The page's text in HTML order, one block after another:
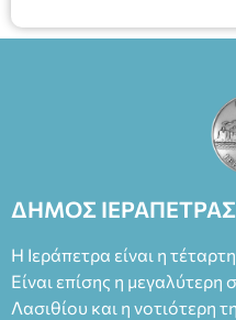
ΔΗΜΟΣ ΙΕΡΑΠΕΤΡΑΣ
Η Ιεράπετρα είναι η
Είναι επίσης η
Λασιθίου και η νοτιότερη